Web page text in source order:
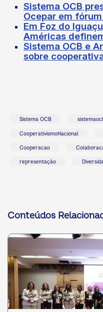
Sistema OCB
Ocepar em
Em Foz do
Américas
Sistema OCB e
sobre
Sistema OCB
CooperativismoNacional
Cooperacao
representação
Conteúdos